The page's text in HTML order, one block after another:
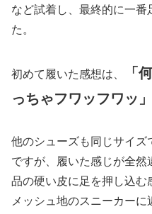
など試着し、最終的に一番
た。
初めて履いた感想は、
「
っちゃフワッフワッ」
他のシューズも同じサイ
ですが、履いた感じが全
品の硬い皮に足を押し込む
メッシュ地のスニーカー